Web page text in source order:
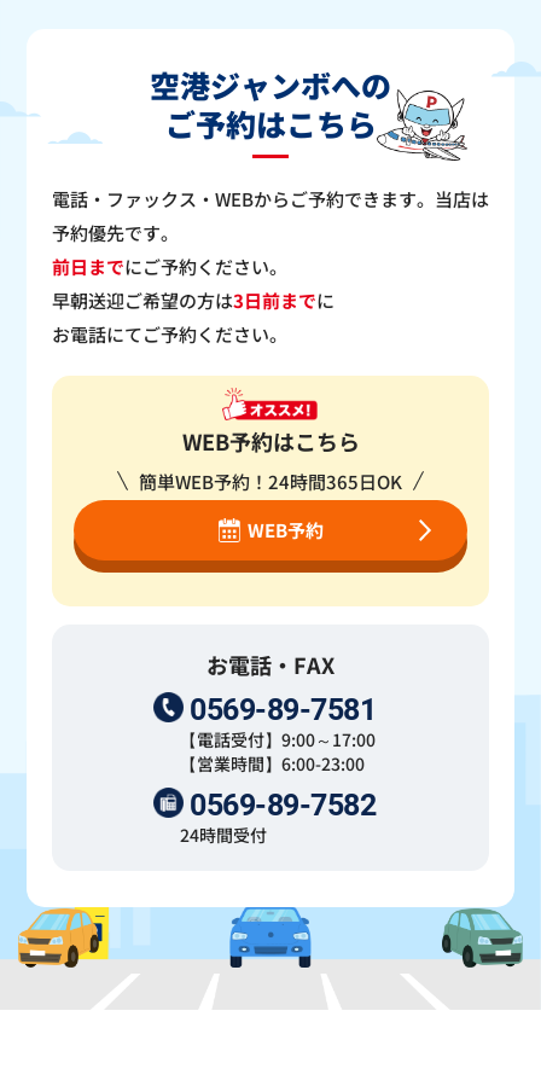
空港ジャンボへの
ご予約はこちら
電話・ファックス・WEBからご予約できます。当店は
予約優先です。
前日までにご予約ください。
早朝送迎ご希望の方は3日前までに
お電話にてご予約ください。
WEB予約はこちら
簡単WEB予約！24時間365日OK
WEB予約
お電話・FAX
0569-89-7581
【電話受付】9:00～17:00
【営業時間】6:00-23:00
0569-89-7582
24時間受付